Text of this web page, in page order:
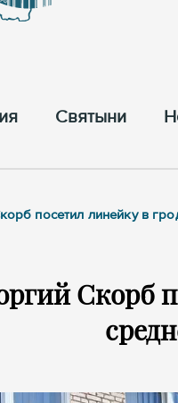
Cвятыни
посетил линейку в
Скорб